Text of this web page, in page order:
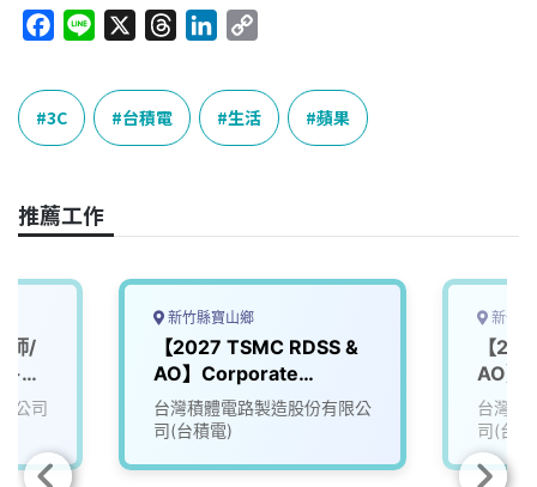
c
e
b
o
k
e
r
a
n
k
e
n
p
y
L
k
3C 台積電 生活 蘋果
推薦工作
師/
-台
公司
新竹縣寶山鄉
【2027 TSMC RDSS &
AO】Corporate
Planning Organization
(CPO)
台灣積體電路製造股份有限公
司(台積電)
新竹
【
AO】
(PE)
台灣積
司(台